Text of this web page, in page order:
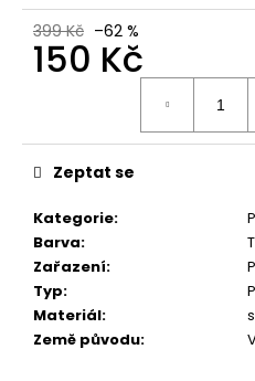
399 Kč –62 %
150 Kč
Kategorie:
Barva:
Zařazení:
Typ:
Materiál:
Země původu:
Zeptat se
r
u
e
m
e